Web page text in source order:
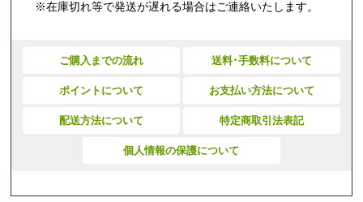
※在庫切れ等で発送が遅れる場合はご連絡いたします。
ご購入までの流れ 送料･手数料について
ポイントについて お支払い方法について
配送方法について 特定商取引法表記
個人情報の保護について